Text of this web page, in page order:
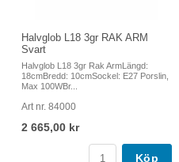
Halvglob L18 3gr RAK ARM
Svart
Halvglob L18 3gr Rak ArmLängd:
18cmBredd: 10cmSockel: E27 Porslin,
Max 100WBr...
Art nr. 84000
2 665,00 kr
Köp